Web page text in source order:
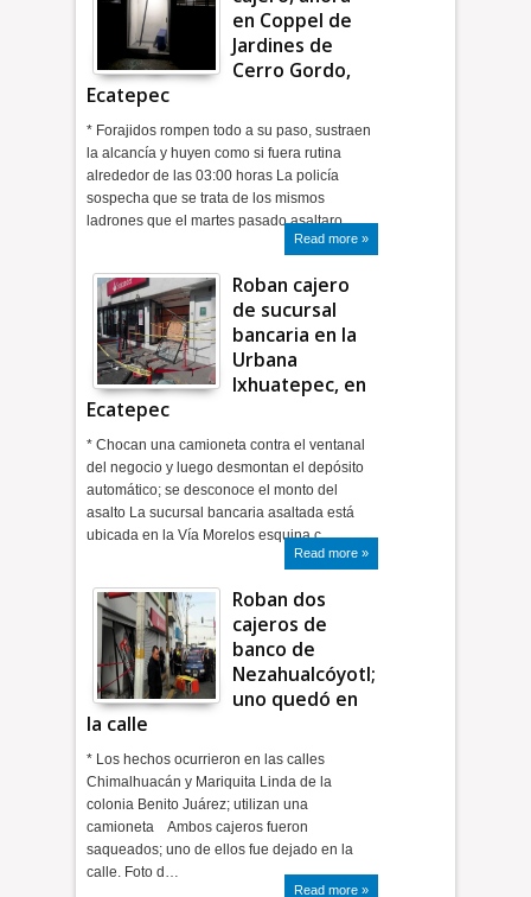
en Coppel de
Jardines de
Cerro Gordo,
Ecatepec
* Forajidos rompen todo a su paso, sustraen
la alcancía y huyen como si fuera rutina
alrededor de las 03:00 horas La policía
sospecha que se trata de los mismos
ladrones que el martes pasado asaltaro…
Read more »
Roban cajero
de sucursal
bancaria en la
Urbana
Ixhuatepec, en
Ecatepec
* Chocan una camioneta contra el ventanal
del negocio y luego desmontan el depósito
automático; se desconoce el monto del
asalto La sucursal bancaria asaltada está
ubicada en la Vía Morelos esquina c…
Read more »
Roban dos
cajeros de
banco de
Nezahualcóyotl;
uno quedó en
la calle
* Los hechos ocurrieron en las calles
Chimalhuacán y Mariquita Linda de la
colonia Benito Juárez; utilizan una
camioneta Ambos cajeros fueron
saqueados; uno de ellos fue dejado en la
calle. Foto d…
Read more »